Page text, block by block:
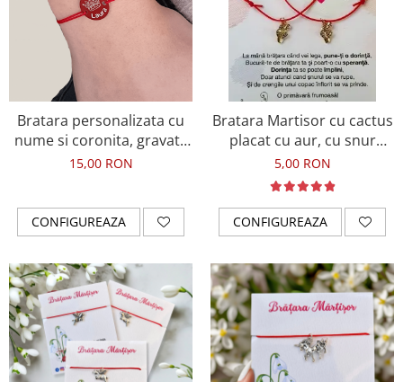
Bratara personalizata cu
nume si coronita, gravate
pe banut din aluminiu
15,00 RON
CONFIGUREAZA
Bratara Martisor cu cactus
placat cu aur, cu snur
ajustabil BMT24
5,00 RON
CONFIGUREAZA